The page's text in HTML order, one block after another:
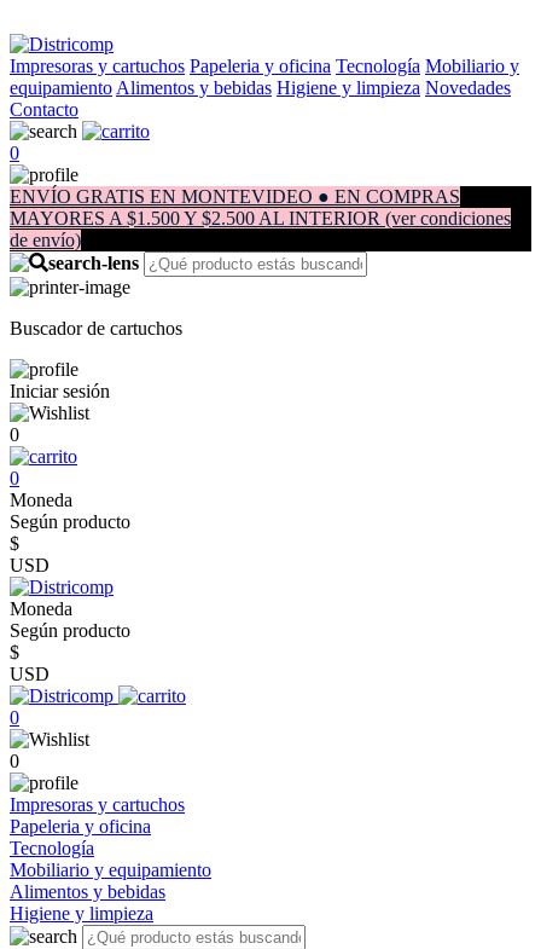
Impresoras y cartuchos Papeleria y oficina Tecnología Mobiliario y
equipamiento Alimentos y bebidas Higiene y limpieza Novedades
Contacto
0
ENVÍO GRATIS EN MONTEVIDEO ● EN COMPRAS
MAYORES A $1.500 Y $2.500 AL INTERIOR (ver condiciones
de envío)
Buscador de cartuchos
Iniciar sesión
0
0
Moneda
Según producto
$
USD
Moneda
Según producto
$
USD
0
0
Impresoras y cartuchos
Papeleria y oficina
Tecnología
Mobiliario y equipamiento
Alimentos y bebidas
Higiene y limpieza